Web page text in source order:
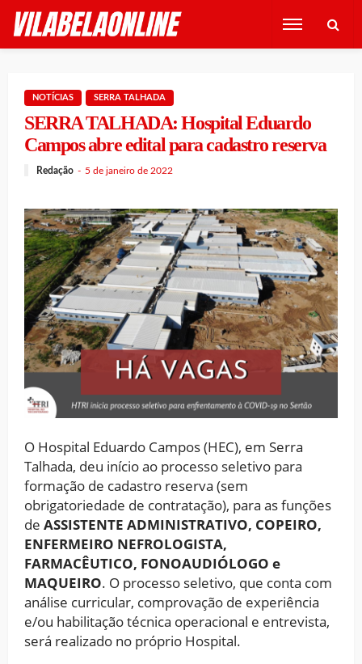
NOTÍCIAS SERRA TALHADA
SERRA TALHADA: Hospital Eduardo
Campos abre edital para cadastro reserva
Redação 5 de janeiro de 2022
O Hospital Eduardo Campos (HEC), em Serra
Talhada, deu início ao processo seletivo para
formação de cadastro reserva (sem
obrigatoriedade de contratação), para as funções
de ASSISTENTE ADMINISTRATIVO, COPEIRO,
ENFERMEIRO NEFROLOGISTA,
FARMACÊUTICO, FONOAUDIÓLOGO e
MAQUEIRO. O processo seletivo, que conta com
análise curricular, comprovação de experiência
e/ou habilitação técnica operacional e entrevista,
será realizado no próprio Hospital.